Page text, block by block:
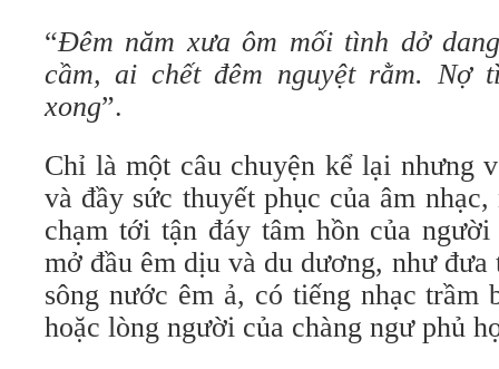
“Đêm năm xưa ôm mối tình dở
cầm, ai chết đêm nguyệt rằm. Nợ
xong”.
Chỉ là một câu chuyện kể lại nhưng
và đầy sức thuyết phục của âm
chạm tới tận đáy tâm hồn của người
mở đầu êm dịu và du dương, như
sông nước êm ả, có tiếng nhạc trầm
hoặc lòng người của chàng ngư phủ